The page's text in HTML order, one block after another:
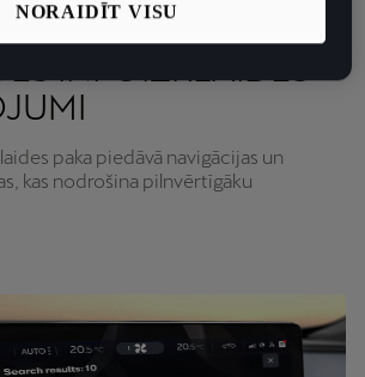
INFOIZKLAIDES
paka piedāvā navigācijas un
kas nodrošina pilnvērtīgāku
NORAIDĪT VISU